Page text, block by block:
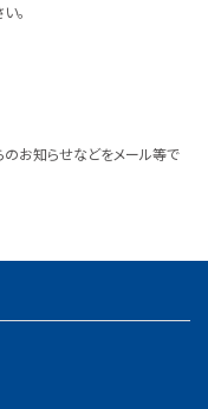
。
お知らせなどをメール等で